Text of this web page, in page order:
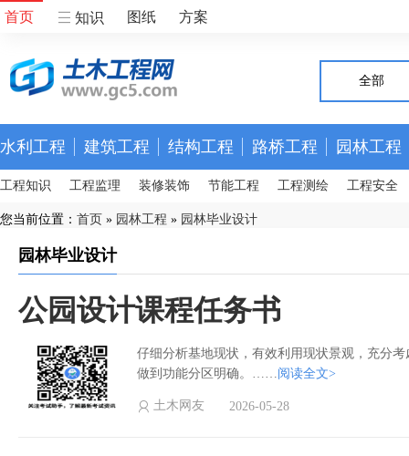
首页 知识 图纸 方案
全部
水利工程 建筑工程 结构工程 路桥工程 园林工程
工程知识 工程监理 装修装饰 节能工程 工程测绘 工程安全
您当前位置： 首页 » 园林工程 » 园林毕业设计
园林毕业设计
公园设计课程任务书
仔细分析基地现状，有效利用现状景观，充分
做到功能分区明确。……阅读全文>
土木网友 2026-05-28